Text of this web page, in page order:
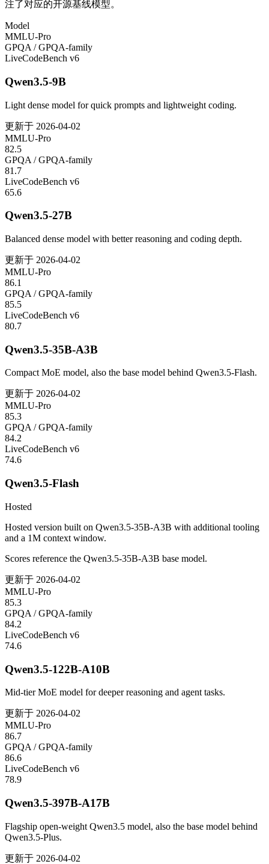
注了对应的开源基线模型。
Model
MMLU-Pro
GPQA / GPQA-family
LiveCodeBench v6
Qwen3.5-9B
Light dense model for quick prompts and lightweight coding.
更新于 2026-04-02
MMLU-Pro
82.5
GPQA / GPQA-family
81.7
LiveCodeBench v6
65.6
Qwen3.5-27B
Balanced dense model with better reasoning and coding depth.
更新于 2026-04-02
MMLU-Pro
86.1
GPQA / GPQA-family
85.5
LiveCodeBench v6
80.7
Qwen3.5-35B-A3B
Compact MoE model, also the base model behind Qwen3.5-Flash.
更新于 2026-04-02
MMLU-Pro
85.3
GPQA / GPQA-family
84.2
LiveCodeBench v6
74.6
Qwen3.5-Flash
Hosted
Hosted version built on Qwen3.5-35B-A3B with additional tooling
and a 1M context window.
Scores reference the Qwen3.5-35B-A3B base model.
更新于 2026-04-02
MMLU-Pro
85.3
GPQA / GPQA-family
84.2
LiveCodeBench v6
74.6
Qwen3.5-122B-A10B
Mid-tier MoE model for deeper reasoning and agent tasks.
更新于 2026-04-02
MMLU-Pro
86.7
GPQA / GPQA-family
86.6
LiveCodeBench v6
78.9
Qwen3.5-397B-A17B
Flagship open-weight Qwen3.5 model, also the base model behind
Qwen3.5-Plus.
更新于 2026-04-02